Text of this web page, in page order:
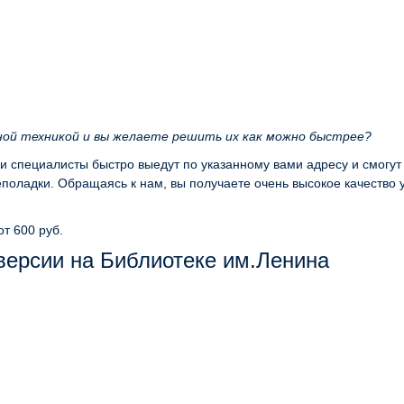
техникой и вы желаете решить их как можно быстрее?
быстро выедут по указанному вами адресу и смогут
Обращаясь к нам, вы получаете очень высокое качество
600 руб.
на Библиотеке им.Ленина